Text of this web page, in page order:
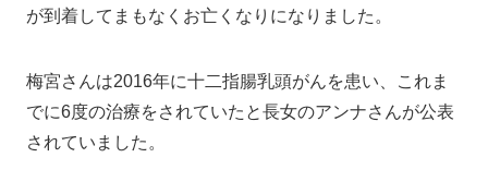
が到着してまもなくお亡くなりになりました。
梅宮さんは2016年に十二指腸乳頭がんを患い、これま
でに6度の治療をされていたと長女のアンナさんが公表
されていました。